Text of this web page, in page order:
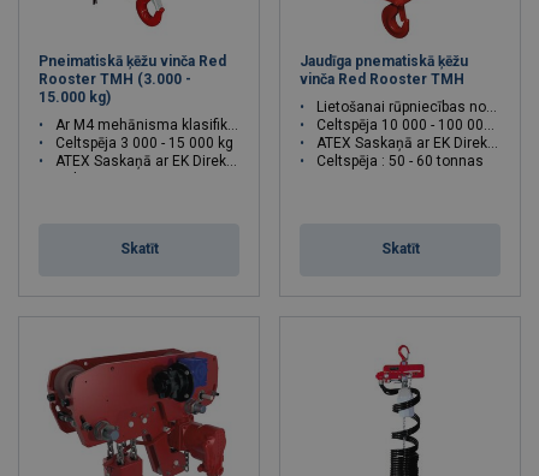
Pneimatiskā ķēžu vinča Red
Rooster TMH (3.000 -
15.000 kg)
Ar M4 mehānisma klasifikāciju
Celtspēja 3 000 - 15 000 kg
ATEX Saskaņā ar EK Direktīvu
Skatīt
Jaudīga pnematiskā ķēžu
vinča Red Rooster TMH
Lietošanai rūpniecības nozarē
Celtspēja 10 000 - 100 000 kg
ATEX Saskaņā ar EK Direktīvu
Celtspēja : 50 - 60 tonnas
Skatīt